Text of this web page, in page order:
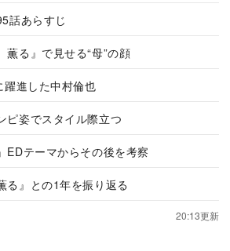
話あらすじ
薫る』で見せる“母”の顔
躍進した中村倫也
ピ姿でスタイル際立つ
EDテーマからその後を考察
る』との1年を振り返る
20:13更新